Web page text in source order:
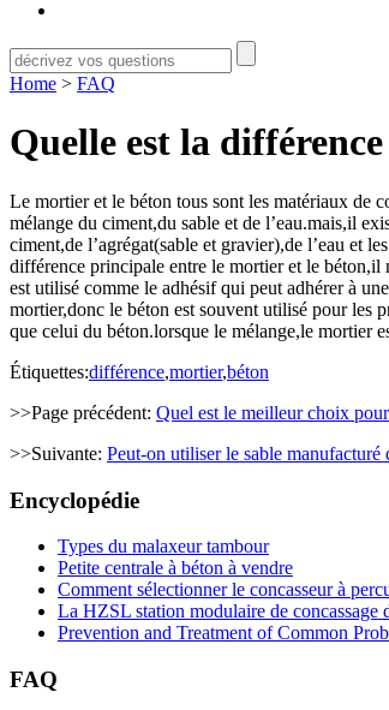
Home > FAQ
Quelle est la
Le mortier et le béton tous sont les matériaux de
mélange du ciment,du sable et de l’eau.mais,il
ciment,de l’agrégat(sable et gravier),de l’eau et
différence principale entre le mortier et le béton,il
est utilisé comme le adhésif qui peut adhérer à
mortier,donc le béton est souvent utilisé pour les
que celui du béton.lorsque le mélange,le mortier
Étiquettes:différence,mortier,béton
>>Page précédent: Quel est le meilleur choix
>>Suivante: Peut-on utiliser le sable
Encyclopédie
Types du malaxeur tambour
Petite centrale à béton à vendre
Comment sélectionner le concasseur à
La HZSL station modulaire de concassage
Prevention and Treatment of Common
FAQ